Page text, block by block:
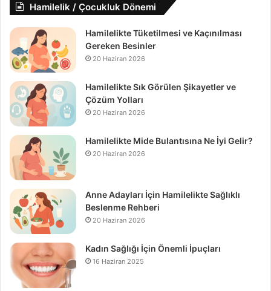
Hamilelik / Çocukluk Dönemi
Hamilelikte Tüketilmesi ve Kaçınılması
Gereken Besinler
20 Haziran 2026
Hamilelikte Sık Görülen Şikayetler ve
Çözüm Yolları
20 Haziran 2026
Hamilelikte Mide Bulantısına Ne İyi Gelir?
20 Haziran 2026
Anne Adayları İçin Hamilelikte Sağlıklı
Beslenme Rehberi
20 Haziran 2026
Kadın Sağlığı İçin Önemli İpuçları
16 Haziran 2025